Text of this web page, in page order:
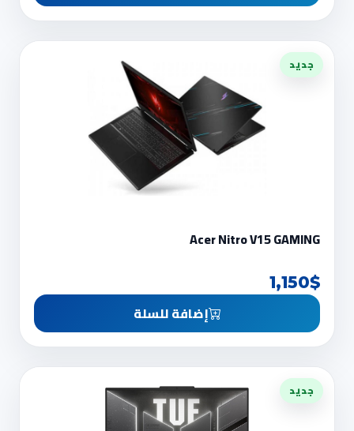
جديد
Acer Nitro V15 GAMING
1,150$
إضافة للسلة
جديد